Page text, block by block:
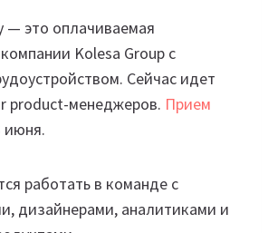
— это оплачиваемая
Kolesa Group с
Сейчас идет
product-менеджеров. Прием
работать в команде с
дизайнерами, аналитиками и